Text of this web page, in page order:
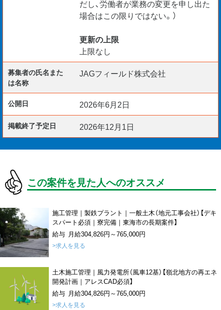
だし、労働者が業務の変更を申し出た
場合はこの限りではない。）
更新の上限
上限なし
募集者の氏名また
は名称
JAGフィールド株式会社
公開日 2026年6月2日
掲載終了予定日 2026年12月1日
この案件を見た人へのオススメ
施工管理｜製鉄プラント｜一般土木（地元工事会社）【デキ
スパート必須｜寮完備｜東海市の長期案件】
給与 月給304,826円～765,000円
>求人を見る
土木施工管理｜風力発電所（風車12基）【嶺北地方の再エネ
開発計画｜アレスCAD必須】
給与 月給304,826円～765,000円
>求人を見る